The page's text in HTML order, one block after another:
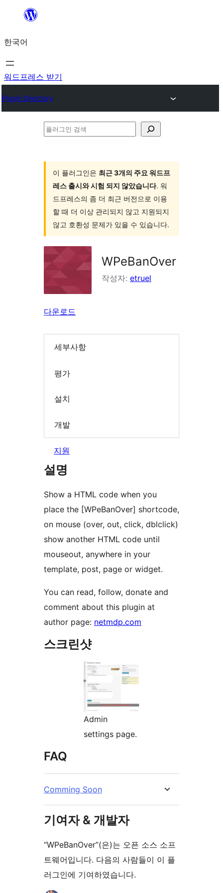
츠
로
바
가
한국어
워드프레스 받기
Plugin Directory
플
이 플러그인은 최근 3개의 주요 워드프
레스 출시와 시험 되지 않았습니다. 워
드프레스의 좀 더 최근 버전으로 이용
할 때 더 이상 관리되지 않고 지원되지
않고 호환성 문제가 있을 수 있습니다.
WPeBanOver
작성자: etruel
다운로드
세부사항
평가
설치
개발
지원
설명
Show a HTML code when you
place the [WPeBanOver] shortcode,
on mouse (over, out, click, dblclick)
show another HTML code until
mouseout, anywhere in your
template, post, page or widget.
You can read, follow, donate and
comment about this plugin at
author page: netmdp.com
스크린샷
Admin
settings page.
FAQ
Comming Soon
기여자 & 개발자
“WPeBanOver”(은)는 오픈 소스 소프
트웨어입니다. 다음의 사람들이 이 플
러그인에 기여하였습니다.